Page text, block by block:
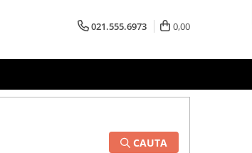
021.555.6973 0,00
CAUTA